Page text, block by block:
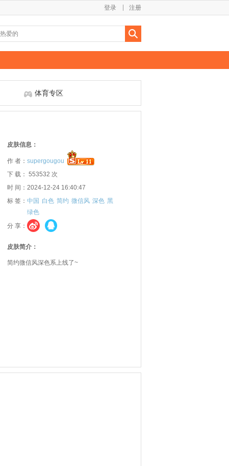
注册
登录
体育专区
皮肤信息：
作 者： supergougou
下 载： 553532 次
时 间：2024-12-24 16:40:47
标 签： 中国 白色 简约 微信风 深色 黑
绿色
分 享：
皮肤简介：
简约微信风深色系上线了~